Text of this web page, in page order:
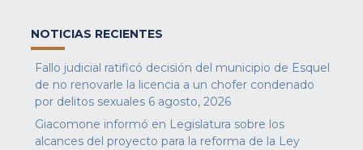
NOTICIAS RECIENTES
Fallo judicial ratificó decisión del municipio de Esquel
de no renovarle la licencia a un chofer condenado
por delitos sexuales 6 agosto, 2026
Giacomone informó en Legislatura sobre los
alcances del proyecto para la reforma de la Ley